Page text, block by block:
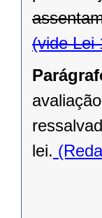
(vide Lei
lei.